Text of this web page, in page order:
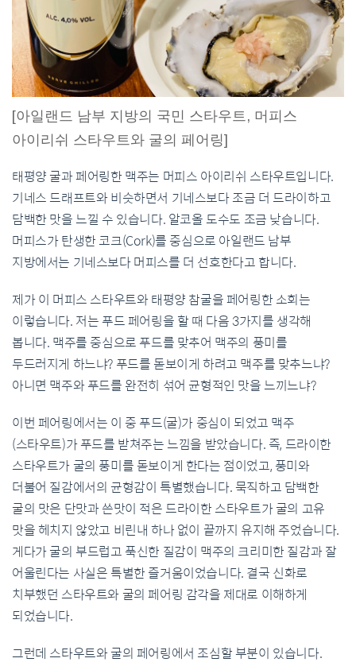
[아일랜드 남부 지방의 국민 스타우트, 머피스
아이리쉬 스타우트와 굴의 페어링]
태평양 굴과 페어링한 맥주는 머피스 아이리쉬 스타우트입니다.
기네스 드래프트와 비슷하면서 기네스보다 조금 더 드라이하고
담백한 맛을 느낄 수 있습니다. 알코올 도수도 조금 낮습니다.
머피스가 탄생한 코크(Cork)를 중심으로 아일랜드 남부
지방에서는 기네스보다 머피스를 더 선호한다고 합니다.
제가 이 머피스 스타우트와 태평양 참굴을 페어링한 소회는
이렇습니다. 저는 푸드 페어링을 할 때 다음 3가지를 생각해
봅니다. 맥주를 중심으로 푸드를 맞추어 맥주의 풍미를
두드러지게 하느냐? 푸드를 돋보이게 하려고 맥주를 맞추느냐?
아니면 맥주와 푸드를 완전히 섞어 균형적인 맛을 느끼느냐?
이번 페어링에서는 이 중 푸드(굴)가 중심이 되었고 맥주
(스타우트)가 푸드를 받쳐주는 느낌을 받았습니다. 즉, 드라이한
스타우트가 굴의 풍미를 돋보이게 한다는 점이었고, 풍미와
더불어 질감에서의 균형감이 특별했습니다. 묵직하고 담백한
굴의 맛은 단맛과 쓴맛이 적은 드라이한 스타우트가 굴의 고유
맛을 헤치지 않았고 비린내 하나 없이 끝까지 유지해 주었습니다.
게다가 굴의 부드럽고 푹신한 질감이 맥주의 크리미한 질감과 잘
어울린다는 사실은 특별한 즐거움이었습니다. 결국 신화로
치부했던 스타우트와 굴의 페어링 감각을 제대로 이해하게
되었습니다.
그런데 스타우트와 굴의 페어링에서 조심할 부분이 있습니다.